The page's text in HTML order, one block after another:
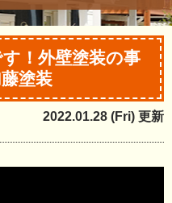
！外壁塗装の事
塗装
2022.01.28 (Fri) 更新